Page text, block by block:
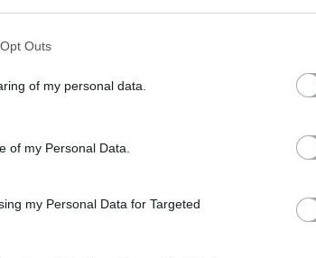
Outs
of my personal data.
of my Personal Data.
my Personal Data for Targeted